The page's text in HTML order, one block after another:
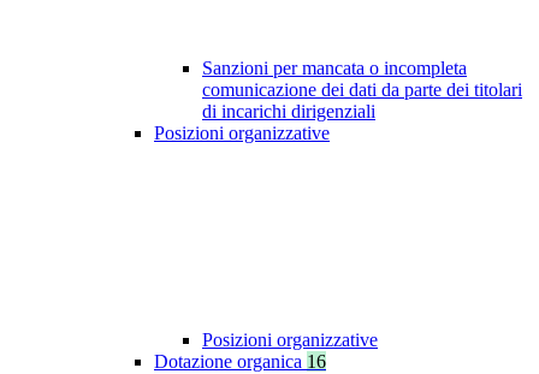
Sanzioni per mancata o incompleta
comunicazione dei dati da parte dei titolari
di incarichi dirigenziali
Posizioni organizzative
Posizioni organizzative
Dotazione organica 16